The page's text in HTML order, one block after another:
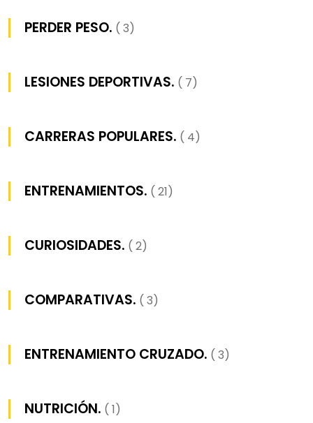
PERDER PESO. ( 3)
LESIONES DEPORTIVAS. ( 7)
CARRERAS POPULARES. ( 4)
ENTRENAMIENTOS. ( 21)
CURIOSIDADES. ( 2)
COMPARATIVAS. ( 3)
ENTRENAMIENTO CRUZADO. ( 3)
NUTRICIÓN. ( 1)